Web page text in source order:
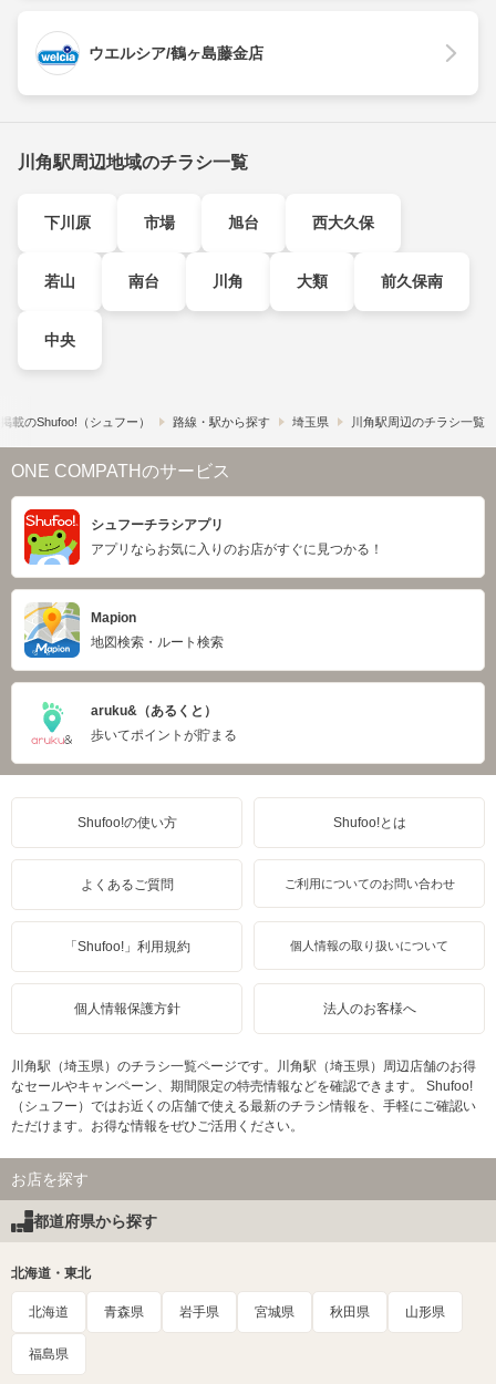
ウエルシア/鶴ヶ島藤金店
川角駅周辺地域のチラシ一覧
下川原 市場 旭台 西大久保
若山 南台 川角 大類 前久保南
中央
載の​Shufoo!​（シュフー） 路線・駅から探す 埼玉県 川角駅周辺のチラシ一覧
ONE COMPATHのサービス
シュフーチラシアプリ
アプリならお気に入りのお店がすぐに見つかる！
Mapion
地図検索・ルート検索
aruku&（あるくと）
歩いてポイントが貯まる
Shufoo!の使い方 Shufoo!とは
よくあるご質問 ご利用についてのお問い合わせ
「Shufoo!」利用規約 個人情報の取り扱いについて
個人情報保護方針 法人のお客様へ
川角駅（埼玉県）のチラシ一覧ページです。川角駅（埼玉県）周辺店舗のお得
なセールやキャンペーン、期間限定の特売情報などを確認できます。 Shufoo!
（シュフー）ではお近くの店舗で使える最新のチラシ情報を、手軽にご確認い
ただけます。お得な情報をぜひご活用ください。
お店を探す
都道府県から探す
北海道・東北
北海道 青森県 岩手県 宮城県 秋田県 山形県
福島県